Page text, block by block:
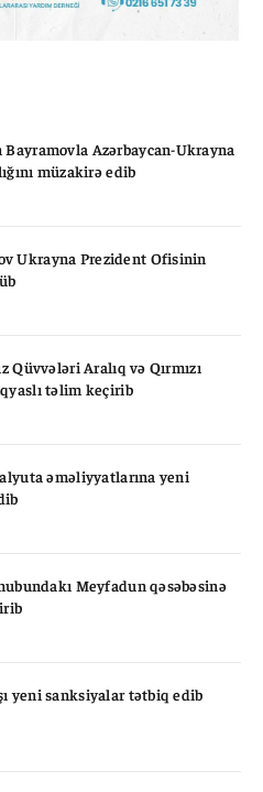
Azərbaycan-Ukrayna
müzakirə edib
Ukrayna Prezident Ofisinin
Aralıq və Qırmızı
təlim keçirib
əməliyyatlarına yeni
Meyfadun qəsəbəsinə
yeni sanksiyalar tətbiq edib